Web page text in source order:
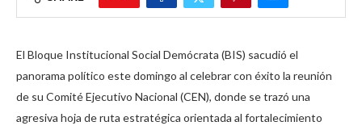
El Bloque Institucional Social Demócrata (BIS) sacudió el
panorama político este domingo al celebrar con éxito la reunión
de su Comité Ejecutivo Nacional (CEN), donde se trazó una
agresiva hoja de ruta estratégica orientada al fortalecimiento